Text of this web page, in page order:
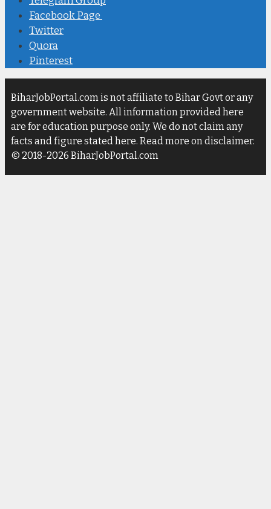
Facebook Page
Twitter
Quora
Pinterest
BiharJobPortal.com is not affiliate to Bihar Govt or any
government website. All information provided here
are for education purpose only. We do not claim any
facts and figure stated here. Read more on disclaimer.
© 2018-2026 BiharJobPortal.com